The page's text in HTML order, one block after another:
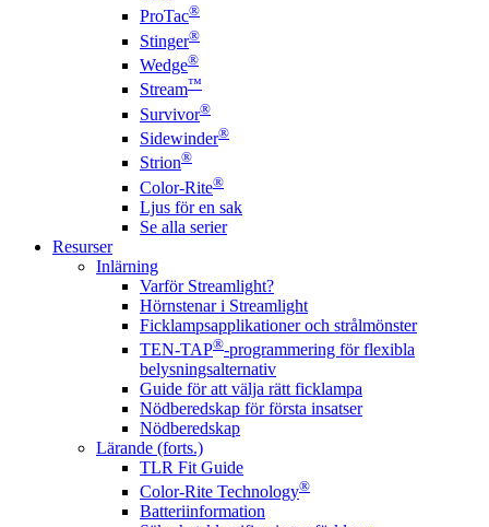
ProTac®
Stinger®
Wedge®
Stream™
Survivor®
Sidewinder®
Strion®
Color-Rite®
Ljus för en sak
Se alla serier
Resurser
Inlärning
Varför Streamlight?
Hörnstenar i Streamlight
Ficklampsapplikationer och strålmönster
TEN-TAP®-programmering för flexibla
belysningsalternativ
Guide för att välja rätt ficklampa
Nödberedskap för första insatser
Nödberedskap
Lärande (forts.)
TLR Fit Guide
Color-Rite Technology®
Batteriinformation